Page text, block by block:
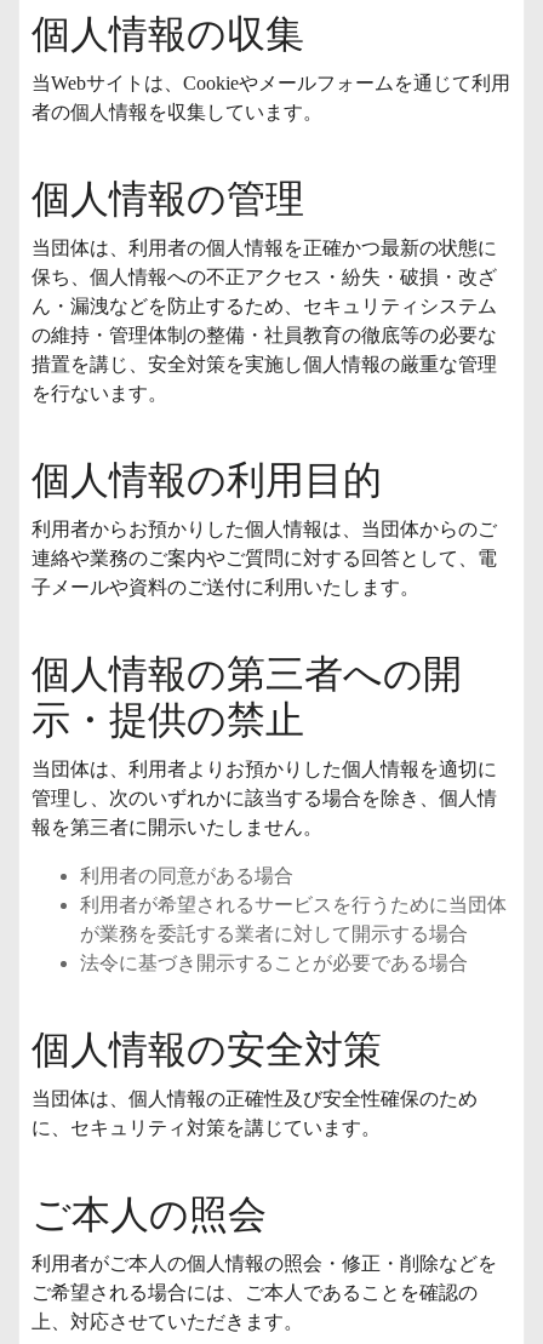
個人情報の収集
当Webサイトは、Cookieやメールフォームを通じて利用
者の個人情報を収集しています。
個人情報の管理
当団体は、利用者の個人情報を正確かつ最新の状態に
保ち、個人情報への不正アクセス・紛失・破損・改ざ
ん・漏洩などを防止するため、セキュリティシステム
の維持・管理体制の整備・社員教育の徹底等の必要な
措置を講じ、安全対策を実施し個人情報の厳重な管理
を行ないます。
個人情報の利用目的
利用者からお預かりした個人情報は、当団体からのご
連絡や業務のご案内やご質問に対する回答として、電
子メールや資料のご送付に利用いたします。
個人情報の第三者への開
示・提供の禁止
当団体は、利用者よりお預かりした個人情報を適切に
管理し、次のいずれかに該当する場合を除き、個人情
報を第三者に開示いたしません。
利用者の同意がある場合
利用者が希望されるサービスを行うために当団体
が業務を委託する業者に対して開示する場合
法令に基づき開示することが必要である場合
個人情報の安全対策
当団体は、個人情報の正確性及び安全性確保のため
に、セキュリティ対策を講じています。
ご本人の照会
利用者がご本人の個人情報の照会・修正・削除などを
ご希望される場合には、ご本人であることを確認の
上、対応させていただきます。